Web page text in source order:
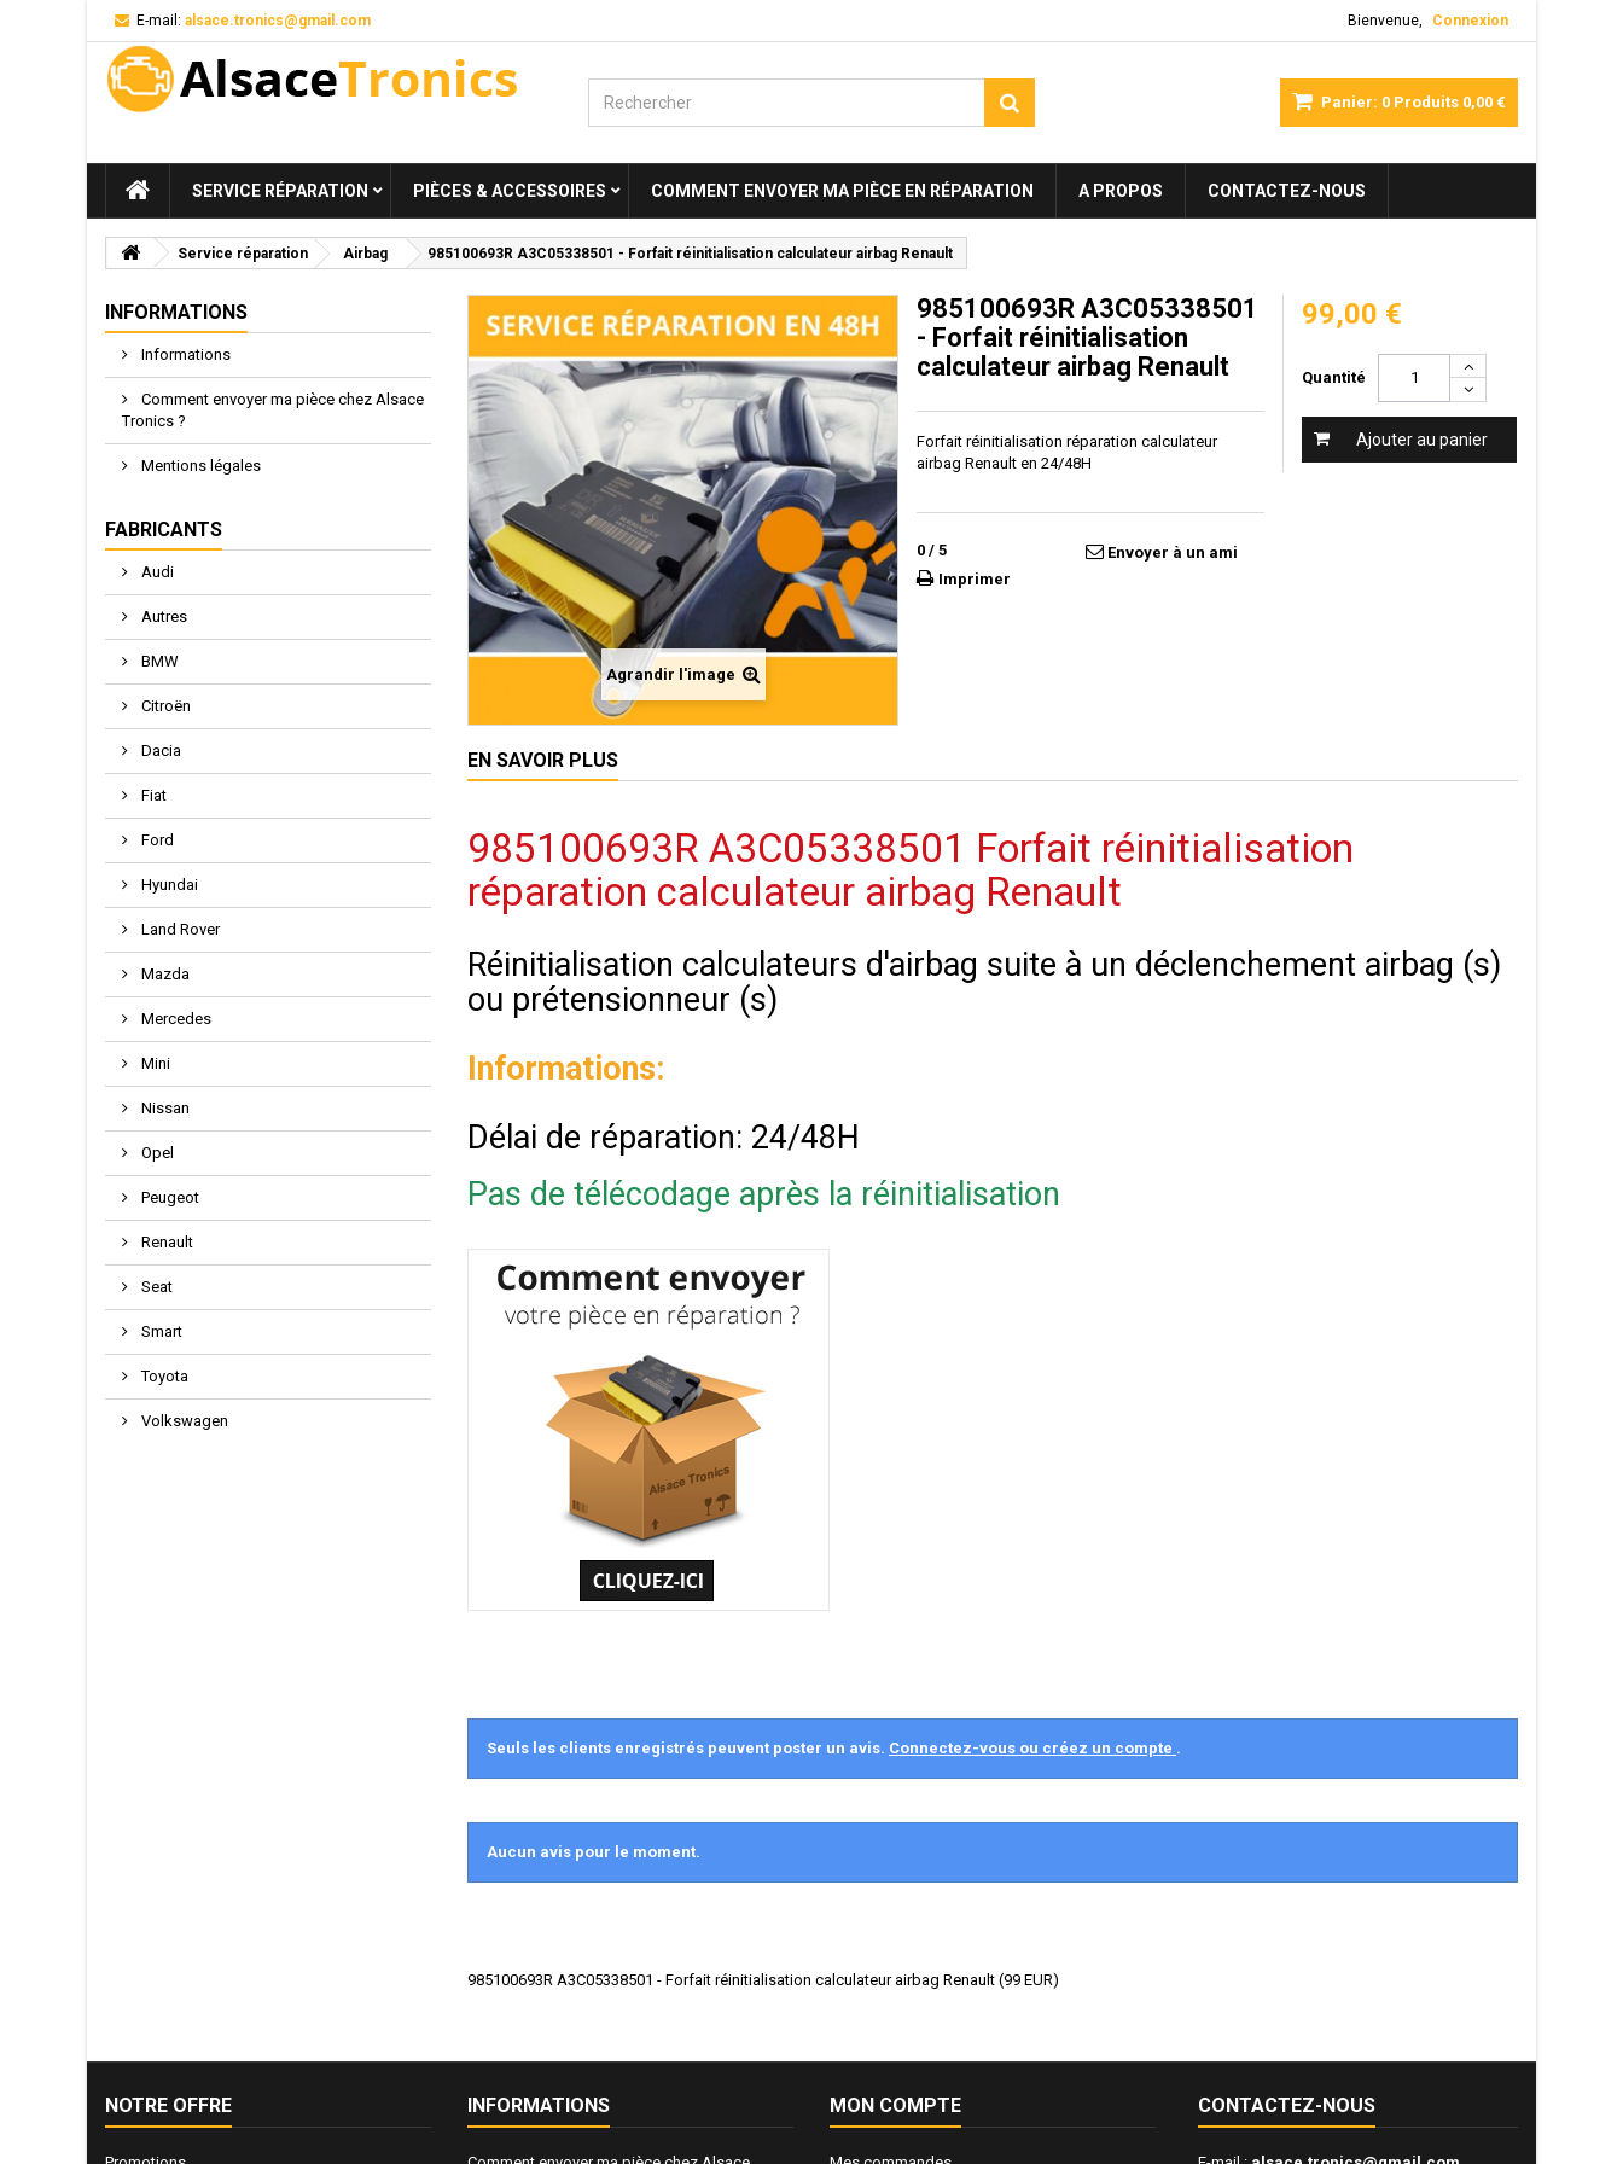
Bienvenue, Connexion
E-mail: alsace.tronics@gmail.com
Panier: 0 Produits 0,00 €
SERVICE RÉPARATION PIÈCES & ACCESSOIRES COMMENT ENVOYER MA PIÈCE EN RÉPARATION A PROPOS CONTACTEZ-NOUS
Service réparation Airbag 985100693R A3C05338501 - Forfait réinitialisation calculateur airbag Renault
INFORMATIONS
Informations
Comment envoyer ma pièce chez Alsace
Tronics ?
Mentions légales
FABRICANTS
Audi
Autres
BMW
Citroën
Dacia
Fiat
Ford
Hyundai
Land Rover
Mazda
Mercedes
Mini
Nissan
Opel
Peugeot
Renault
Seat
Smart
Toyota
Volkswagen
Agrandir l'image
985100693R A3C05338501
- Forfait réinitialisation
calculateur airbag Renault
Forfait réinitialisation réparation calculateur
airbag Renault en 24/48H
0 / 5
Envoyer à un ami
Imprimer
99,00 €
Quantité
Ajouter au panier
EN SAVOIR PLUS
985100693R A3C05338501 Forfait réinitialisation
réparation calculateur airbag Renault
Réinitialisation calculateurs d'airbag suite à un déclenchement airbag (s)
ou prétensionneur (s)
Informations:
Délai de réparation: 24/48H
Pas de télécodage après la réinitialisation
Seuls les clients enregistrés peuvent poster un avis. Connectez-vous ou créez un compte .
Aucun avis pour le moment.
985100693R A3C05338501 - Forfait réinitialisation calculateur airbag Renault (99 EUR)
NOTRE OFFRE INFORMATIONS MON COMPTE CONTACTEZ-NOUS